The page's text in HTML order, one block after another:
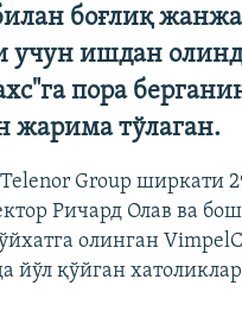
боғлиқ
учун ишдан
пора
жарима тўлаган.
Group ширкати
Ричард Олав ва
олинган
йўл қўйган